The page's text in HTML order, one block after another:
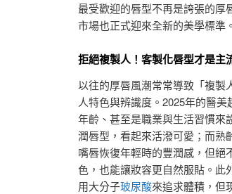
最受歡迎的唇型不再是誇張的厚
市場也正式迎來全新的美學標準。
拒絕複製人！客製化唇型才是主
以往的厚唇風潮常常導致「複製
人特色與辨識度。2025年的醫
年齡、甚至是職業與生活習慣來
潤唇型，看起來活潑可愛；而熟
嘴唇恢復年輕時的豐潤感，但絕
色，也能讓妝容更自然服貼。此
用大分子玻尿酸來追求體積，但